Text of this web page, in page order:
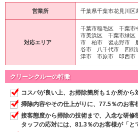
営業所 千葉県千葉市花見川区
対応エリア
千葉市稲毛区 千葉
市美浜区 千葉市緑
市 柏市 習志野市
谷市 八千代市 四街
津市 市原市 印西市
クリーンクルーの特徴
コスパが良い上、お掃除箇所も１か所から
掃除内容やその仕上がりに、77.5％のお客
接客態度から掃除の技術まで、入念な研修
タッフの応対には、81.3％のお客様が「と